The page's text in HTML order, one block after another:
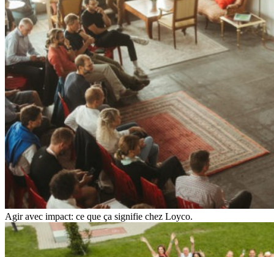
Agir avec impact: ce que ça signifie chez Loyco.